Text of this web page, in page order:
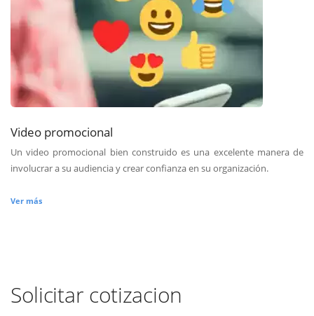
Video promocional
Un video promocional bien construido es una excelente manera de
involucrar a su audiencia y crear confianza en su organización.
Ver más
Solicitar cotizacion